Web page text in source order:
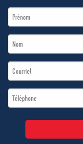
First
Name
Last
Name
Email
*
Téléphone
*